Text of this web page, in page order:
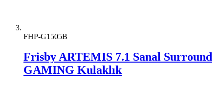
FHP-G1505B
Frisby ARTEMIS 7.1 Sanal Surround
GAMING Kulaklık